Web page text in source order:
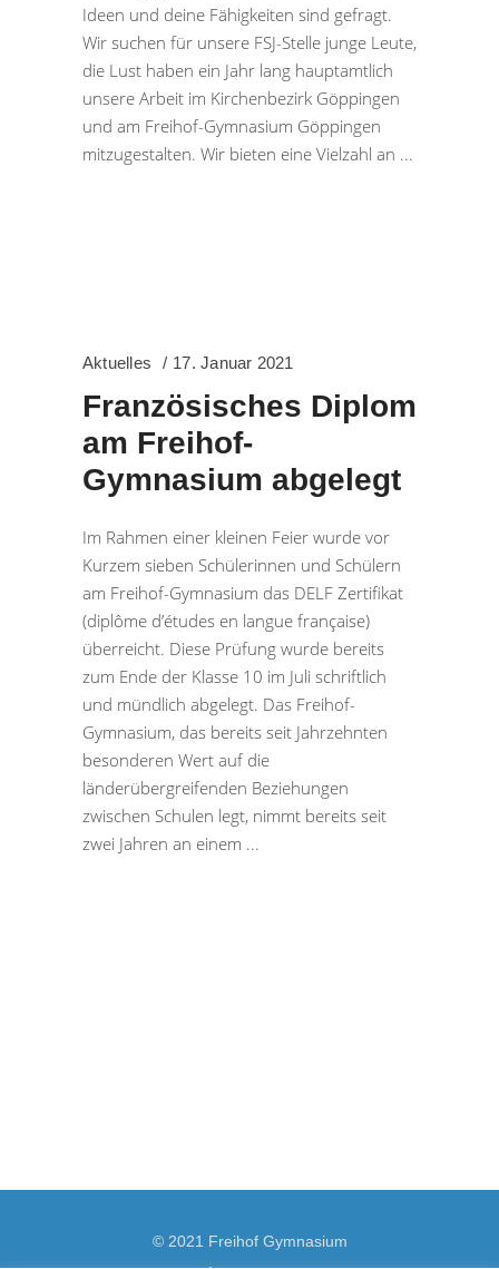
Ideen und deine Fähigkeiten sind gefragt.
Wir suchen für unsere FSJ-Stelle junge Leute,
die Lust haben ein Jahr lang hauptamtlich
unsere Arbeit im Kirchenbezirk Göppingen
und am Freihof-Gymnasium Göppingen
mitzugestalten. Wir bieten eine Vielzahl an
Aktuelles 17. Januar 2021
Französisches Diplom
am Freihof-
Gymnasium abgelegt
Im Rahmen einer kleinen Feier wurde vor
Kurzem sieben Schülerinnen und Schülern
am Freihof-Gymnasium das DELF Zertifikat
(diplôme d’études en langue française)
überreicht. Diese Prüfung wurde bereits
zum Ende der Klasse 10 im Juli schriftlich
und mündlich abgelegt. Das Freihof-
Gymnasium, das bereits seit Jahrzehnten
besonderen Wert auf die
länderübergreifenden Beziehungen
zwischen Schulen legt, nimmt bereits seit
zwei Jahren an einem
© 2021 Freihof Gymnasium